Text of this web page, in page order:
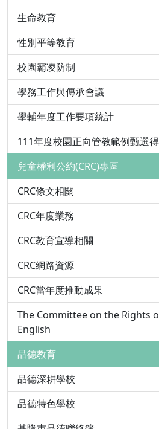
生命教育
性別平等教育
校園霸凌防制
學務工作與傳承會議
學輔年度工作要項統計
111年度校園正向管教範例甄選
兒童權利公約(CRC)專區
CRC條文相關
CRC年度業務
CRC教育宣導相關
CRC網路資源
CRC當年度推動成果
The Committee on the Rights
English
品德教育
品德深耕學校
品德特色學校